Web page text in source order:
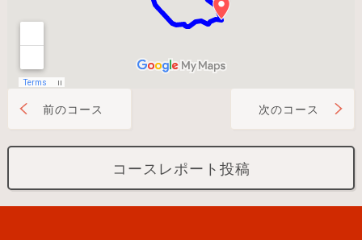
次のコース
前のコース
コースレポート投稿